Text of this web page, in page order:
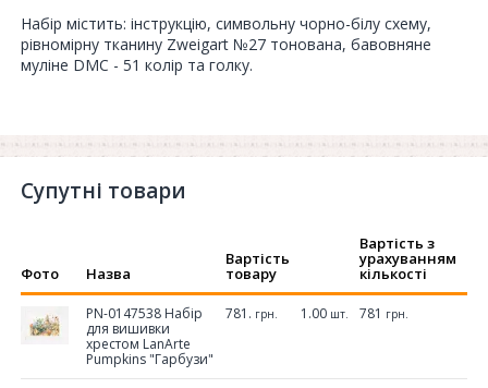
Набір містить: інструкцію, символьну чорно-білу схему,
рівномірну тканину Zweigart №27 тонована, бавовняне
муліне DMC - 51 колір та голку.
Супутні товари
Фото Назва
Вартість
товару
Вартість з
урахуванням
кількості
PN-0147538 Набір
для вишивки
хрестом LanArte
Pumpkins "Гарбузи"
781. грн. 1.00 шт. 781 грн.